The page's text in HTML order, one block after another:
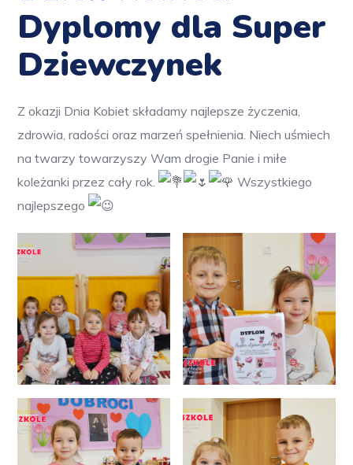
Dyplomy dla Super
Dziewczynek
Z okazji Dnia Kobiet składamy najlepsze życzenia,
zdrowia, radości oraz marzeń spełnienia. Niech uśmiech
na twarzy towarzyszy Wam drogie Panie i miłe
koleżanki przez cały rok.
Wszystkiego
najlepszego